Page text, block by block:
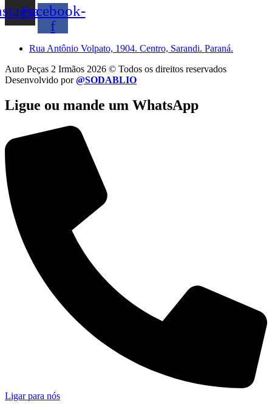
Facebook-
f
Rua Antônio Volpato, 1904. Centro, Sarandi. Paraná.
Auto Peças 2 Irmãos 2026 © Todos os direitos reservados
Desenvolvido por@SODABLIO
Ligue ou mande um WhatsApp
Ligar para nós